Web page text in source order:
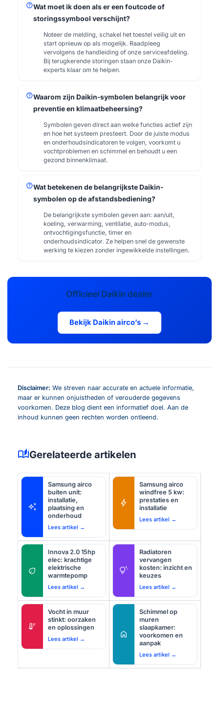
helpWat moet ik doen als er een foutcode of
storingssymbool verschijnt?
Noteer de melding, schakel het toestel veilig uit en
start opnieuw op als mogelijk. Raadpleeg
vervolgens de handleiding of onze serviceafdeling.
Bij terugkerende storingen staan onze Daikin-
experts klaar om te helpen.
helpWaarom zijn Daikin-symbolen belangrijk voor
preventie en klimaatbeheersing?
Symbolen geven direct aan welke functies actief zijn
en hoe het systeem presteert. Door de juiste modus
en onderhoudsindicatoren te volgen, voorkomt u
vochtproblemen en schimmel en behoudt u een
gezond binnenklimaat.
helpWat betekenen de belangrijkste Daikin-
symbolen op de afstandsbediening?
De belangrijkste symbolen geven aan: aan/uit,
koeling, verwarming, ventilatie, auto-modus,
ontvochtigingsfunctie, timer en
onderhoudsindicator. Ze helpen snel de gewenste
werking te kiezen zonder ingewikkelde instellingen.
Officieel Daikin dealer
Bekijk Daikin airco’s →
Disclaimer: We streven naar accurate en actuele informatie,
maar er kunnen onjuistheden of verouderde gegevens
voorkomen. Deze blog dient een informatief doel. Aan de
inhoud kunnen geen rechten worden ontleend.
auto_storiesGerelateerde artikelen
auto_awesome
Samsung airco
buiten unit:
installatie,
plaatsing en
onderhoud
Lees artikel →
bolt
Samsung airco
windfree 5 kw:
prestaties en
installatie
Lees artikel →
eco
Innova 2.0 15hp
elec: krachtige
elektrische
warmtepomp
Lees artikel →
tips_and_updates
Radiatoren
vervangen
kosten: inzicht en
keuzes
Lees artikel →
thermostat
Vocht in muur
stinkt: oorzaken
en oplossingen
Lees artikel → home
Schimmel op
muren
slaapkamer:
voorkomen en
aanpak
Lees artikel →